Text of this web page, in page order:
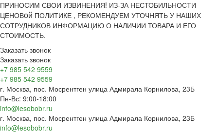
ПРИНОСИМ СВОИ ИЗВИНЕНИЯ! ИЗ-ЗА НЕСТОБИЛЬНОСТИ
ЦЕНОВой ПОЛИТИКЕ , РЕКОМЕНДУЕМ УТОЧНЯТЬ У НАШИХ
СОТРУДНИКОВ ИНФОРМАЦИЮ О НАЛИЧИИ ТОВАРА И ЕГО
СТОИМОСТЬ.
Заказать звонок
Заказать звонок
+7 985 542 9559
+7 985 542 9559
г. Москва, пос. Мосрентген улица Адмирала Корнилова, 23Б
Пн-Вс: 9:00-18:00
info@lesobobr.ru
г. Москва, пос. Мосрентген улица Адмирала Корнилова, 23Б
info@lesobobr.ru